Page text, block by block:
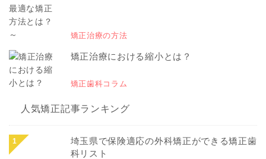
矯正治療の方法
矯正治療における縮小とは？
矯正歯科コラム
人気矯正記事ランキング
埼玉県で保険適応の外科矯正ができる矯正歯
科リスト